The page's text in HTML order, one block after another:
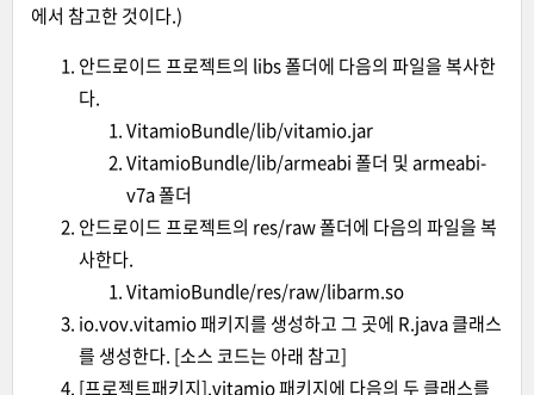
에서 참고한 것이다.)
안드로이드 프로젝트의 libs 폴더에 다음의 파일을 복사한
다.
VitamioBundle/lib/vitamio.jar
VitamioBundle/lib/armeabi 폴더 및 armeabi-
v7a 폴더
안드로이드 프로젝트의 res/raw 폴더에 다음의 파일을 복
사한다.
VitamioBundle/res/raw/libarm.so
io.vov.vitamio 패키지를 생성하고 그 곳에 R.java 클래스
를 생성한다. [소스 코드는 아래 참고]
[프로젝트패키지].vitamio 패키지에 다음의 두 클래스를